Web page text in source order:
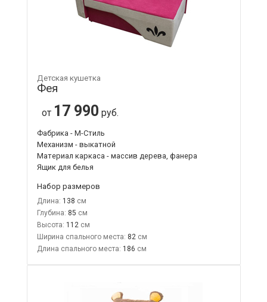
Детская кушетка
Фея
от 17 990 руб.
Фабрика - М-Стиль
Механизм - выкатной
Материал каркаса - массив дерева, фанера
Ящик для белья
Набор размеров
Длина: 138
Глубина: 85
Высота: 112
Ширина спального места: 82
Длина спального места: 186